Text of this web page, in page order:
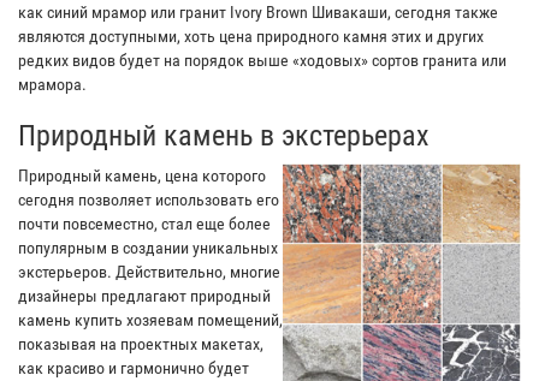
как синий мрамор или гранит Ivory Brown Шивакаши, сегодня также
являются доступными, хоть цена природного камня этих и других
редких видов будет на порядок выше «ходовых» сортов гранита или
мрамора.
Природный камень в экстерьерах
Природный камень, цена которого
сегодня позволяет использовать его
почти повсеместно, стал еще более
популярным в создании уникальных
экстерьеров. Действительно, многие
дизайнеры предлагают природный
камень купить хозяевам помещений,
показывая на проектных макетах,
как красиво и гармонично будет